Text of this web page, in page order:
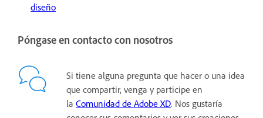
diseño
Póngase en contacto con nosotros
Si tiene alguna pregunta que hacer o una idea
que compartir, venga y participe en
la Comunidad de Adobe XD. Nos gustaría